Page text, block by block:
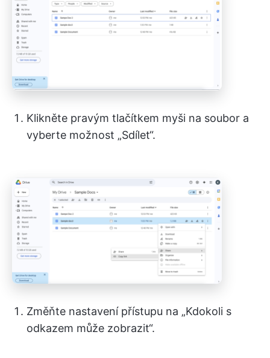
Klikněte pravým tlačítkem myši na soubor a
vyberte možnost „Sdílet“.
Změňte nastavení přístupu na „Kdokoli s
odkazem může zobrazit“.